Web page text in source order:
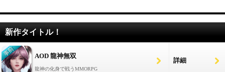
新作タイトル！
AOD 龍神無双
龍神の化身で戦うMMORPG
詳細